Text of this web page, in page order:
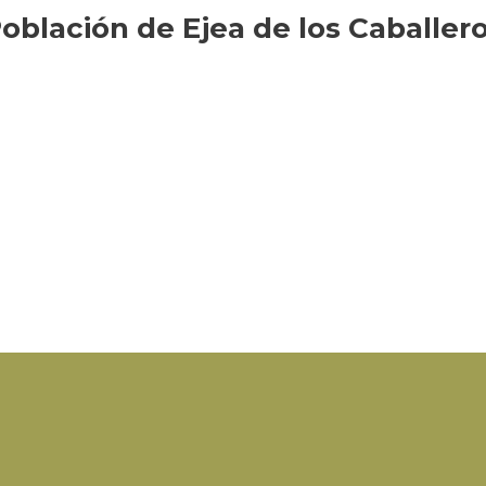
de Ejea de los